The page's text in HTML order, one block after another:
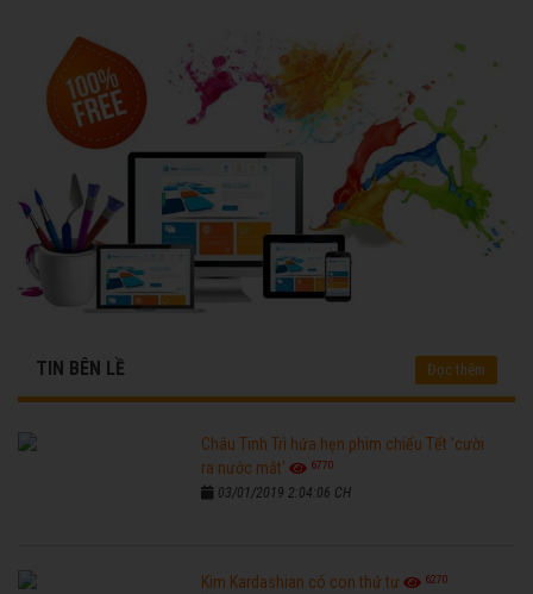
TIN BÊN LỀ Đọc thêm
Châu Tinh Trì hứa hẹn phim chiếu Tết 'cười
ra nước mắt'
6770
03/01/2019 2:04:06 CH
Kim Kardashian có con thứ tư 6270